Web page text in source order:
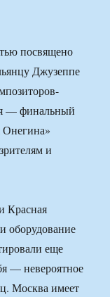
посвящено
Джузеппе
— финальный
Онегина»
и
Красная
оборудование
еще
— невероятное
Москва имеет